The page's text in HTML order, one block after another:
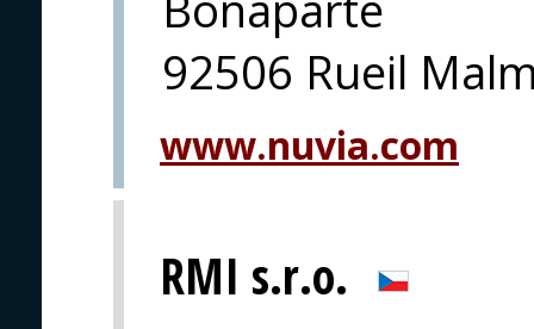
92506 Rueil
www.nuvia.com
RMI s.r.o.